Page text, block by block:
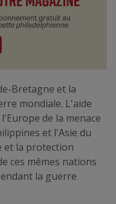
Bretagne et la
mondiale. L'aide
de la menace
et l'Asie du
et la protection
ces mêmes nations
la guerre